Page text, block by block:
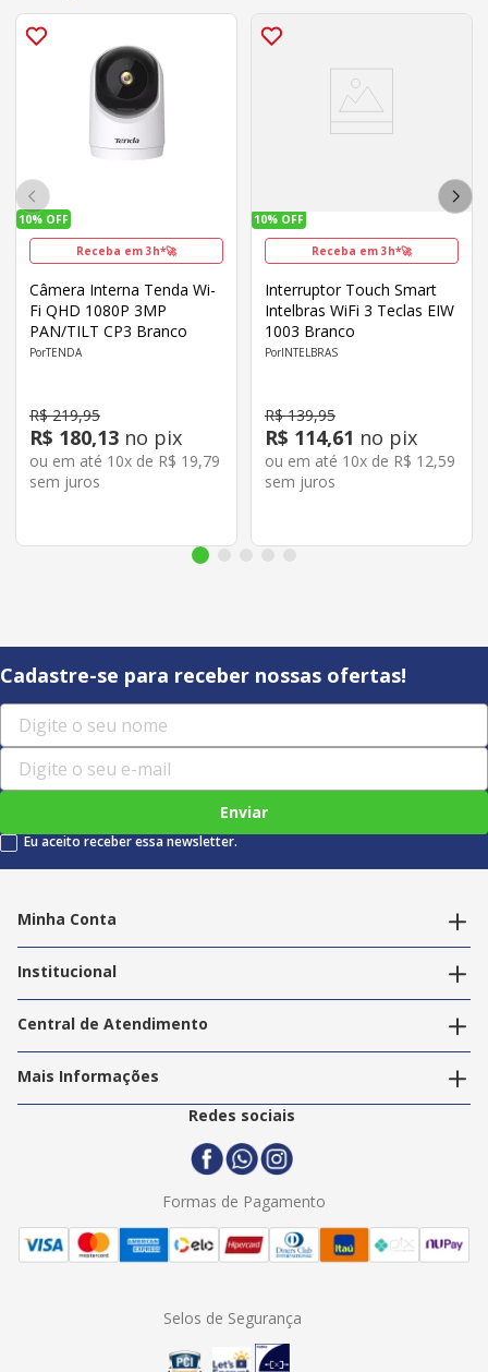
10% OFF
Receba em 3h*🚀
Câmera Interna Tenda Wi-
Fi QHD 1080P 3MP
PAN/TILT CP3 Branco
TENDA
R$ 219,95
R$ 180,13 no pix
ou em até 10x de R$ 19,79
sem juros
10% OFF
Receba em 3h*🚀
Interruptor Touch Smart
Intelbras WiFi 3 Teclas EIW
1003 Branco
INTELBRAS
R$ 139,95
R$ 114,61 no pix
ou em até 10x de R$ 12,59
sem juros
Cadastre-se para receber nossas ofertas!
Enviar
Eu aceito receber essa newsletter.
Minha Conta
Editar endereços
Institucional
Nossas Lojas
Trabalhe Conosco
Central de Atendimento
Política de Privacidade
Termos e Condições
Politica de Entrega
Mais Informações
2ª Via Nota Fiscal
Redes sociais
Formas de Pagamento
Selos de Segurança